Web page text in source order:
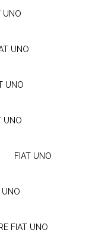
UNO
FIAT UNO
UNO
UNO
FIAT UNO
UNO
FIAT UNO